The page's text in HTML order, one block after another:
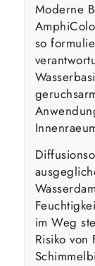
Moderne
so
im Weg
Risiko von